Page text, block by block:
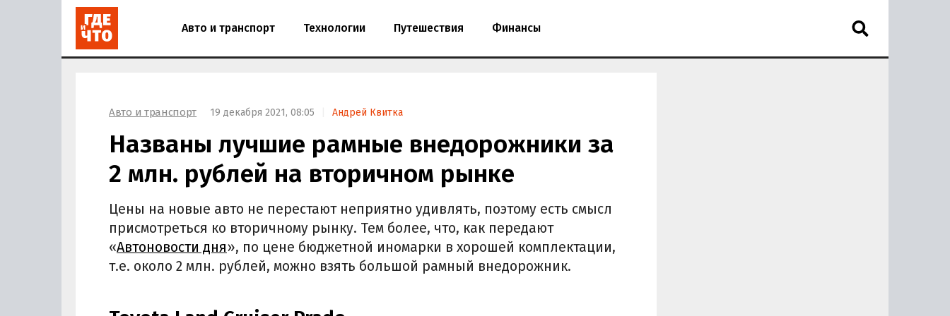
Авто и транспорт Технологии Путешествия Финансы
Авто и транспорт 19 декабря 2021, 08:05 Андрей Квитка
Названы лучшие рамные внедорожники за
2 млн. рублей на вторичном рынке
Цены на новые авто не перестают неприятно удивлять, поэтому есть смысл
присмотреться ко вторичному рынку. Тем более, что, как передают
«Автоновости дня», по цене бюджетной иномарки в хорошей комплектации,
т.е. около 2 млн. рублей, можно взять большой рамный внедорожник.